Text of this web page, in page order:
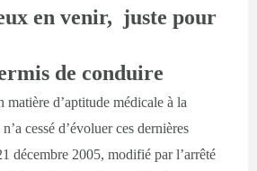
en venir, juste pour
de conduire
matière d’aptitude médicale à la
cessé d’évoluer ces dernières
décembre 2005, modifié par l’arrêté